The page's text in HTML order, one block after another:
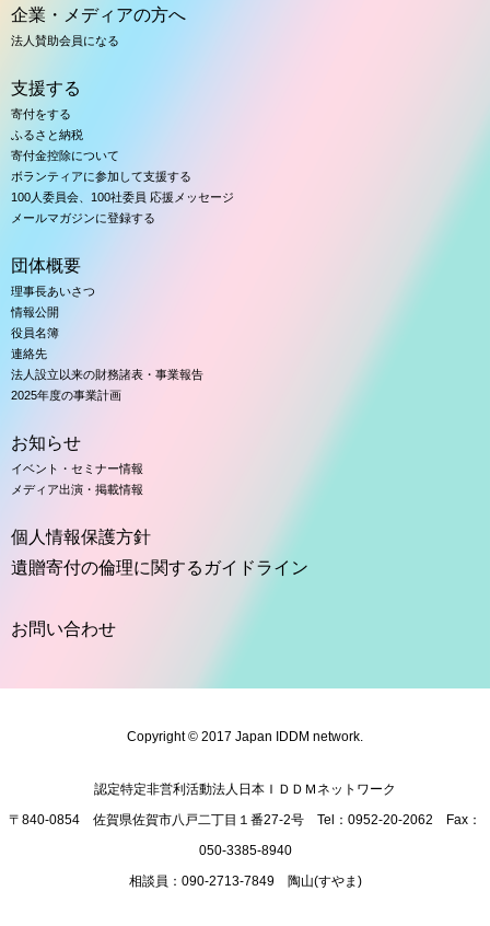
企業・メディアの方へ
法人賛助会員になる
支援する
寄付をする
ふるさと納税
寄付金控除について
ボランティアに参加して支援する
100人委員会、100社委員 応援メッセージ
メールマガジンに登録する
団体概要
理事長あいさつ
情報公開
役員名簿
連絡先
法人設立以来の財務諸表・事業報告
2025年度の事業計画
お知らせ
イベント・セミナー情報
メディア出演・掲載情報
個人情報保護方針
遺贈寄付の倫理に関するガイドライン
お問い合わせ
Copyright © 2017 Japan IDDM network.
認定特定非営利活動法人日本ＩＤＤＭネットワーク
〒840-0854 佐賀県佐賀市八戸二丁目１番27-2号 Tel： 0952-20-2062 Fax：
050-3385-8940
相談員： 090-2713-7849 陶山(すやま)